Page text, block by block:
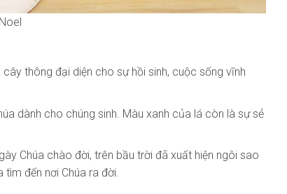
thông đại diện cho sự hồi sinh, cuộc sống vĩnh
dành cho chúng sinh. Màu xanh của lá còn là sự sẻ
Chúa chào đời, trên bầu trời đã xuất hiện ngôi sao
đến nơi Chúa ra đời.